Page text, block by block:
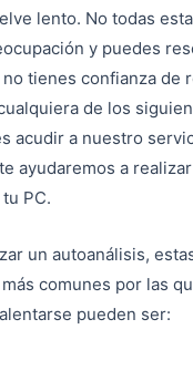
lento. No todas
y puedes
tienes confianza de
de los
acudir a nuestro
ayudaremos a
PC.
un autoanálisis,
comunes por las
pueden ser: